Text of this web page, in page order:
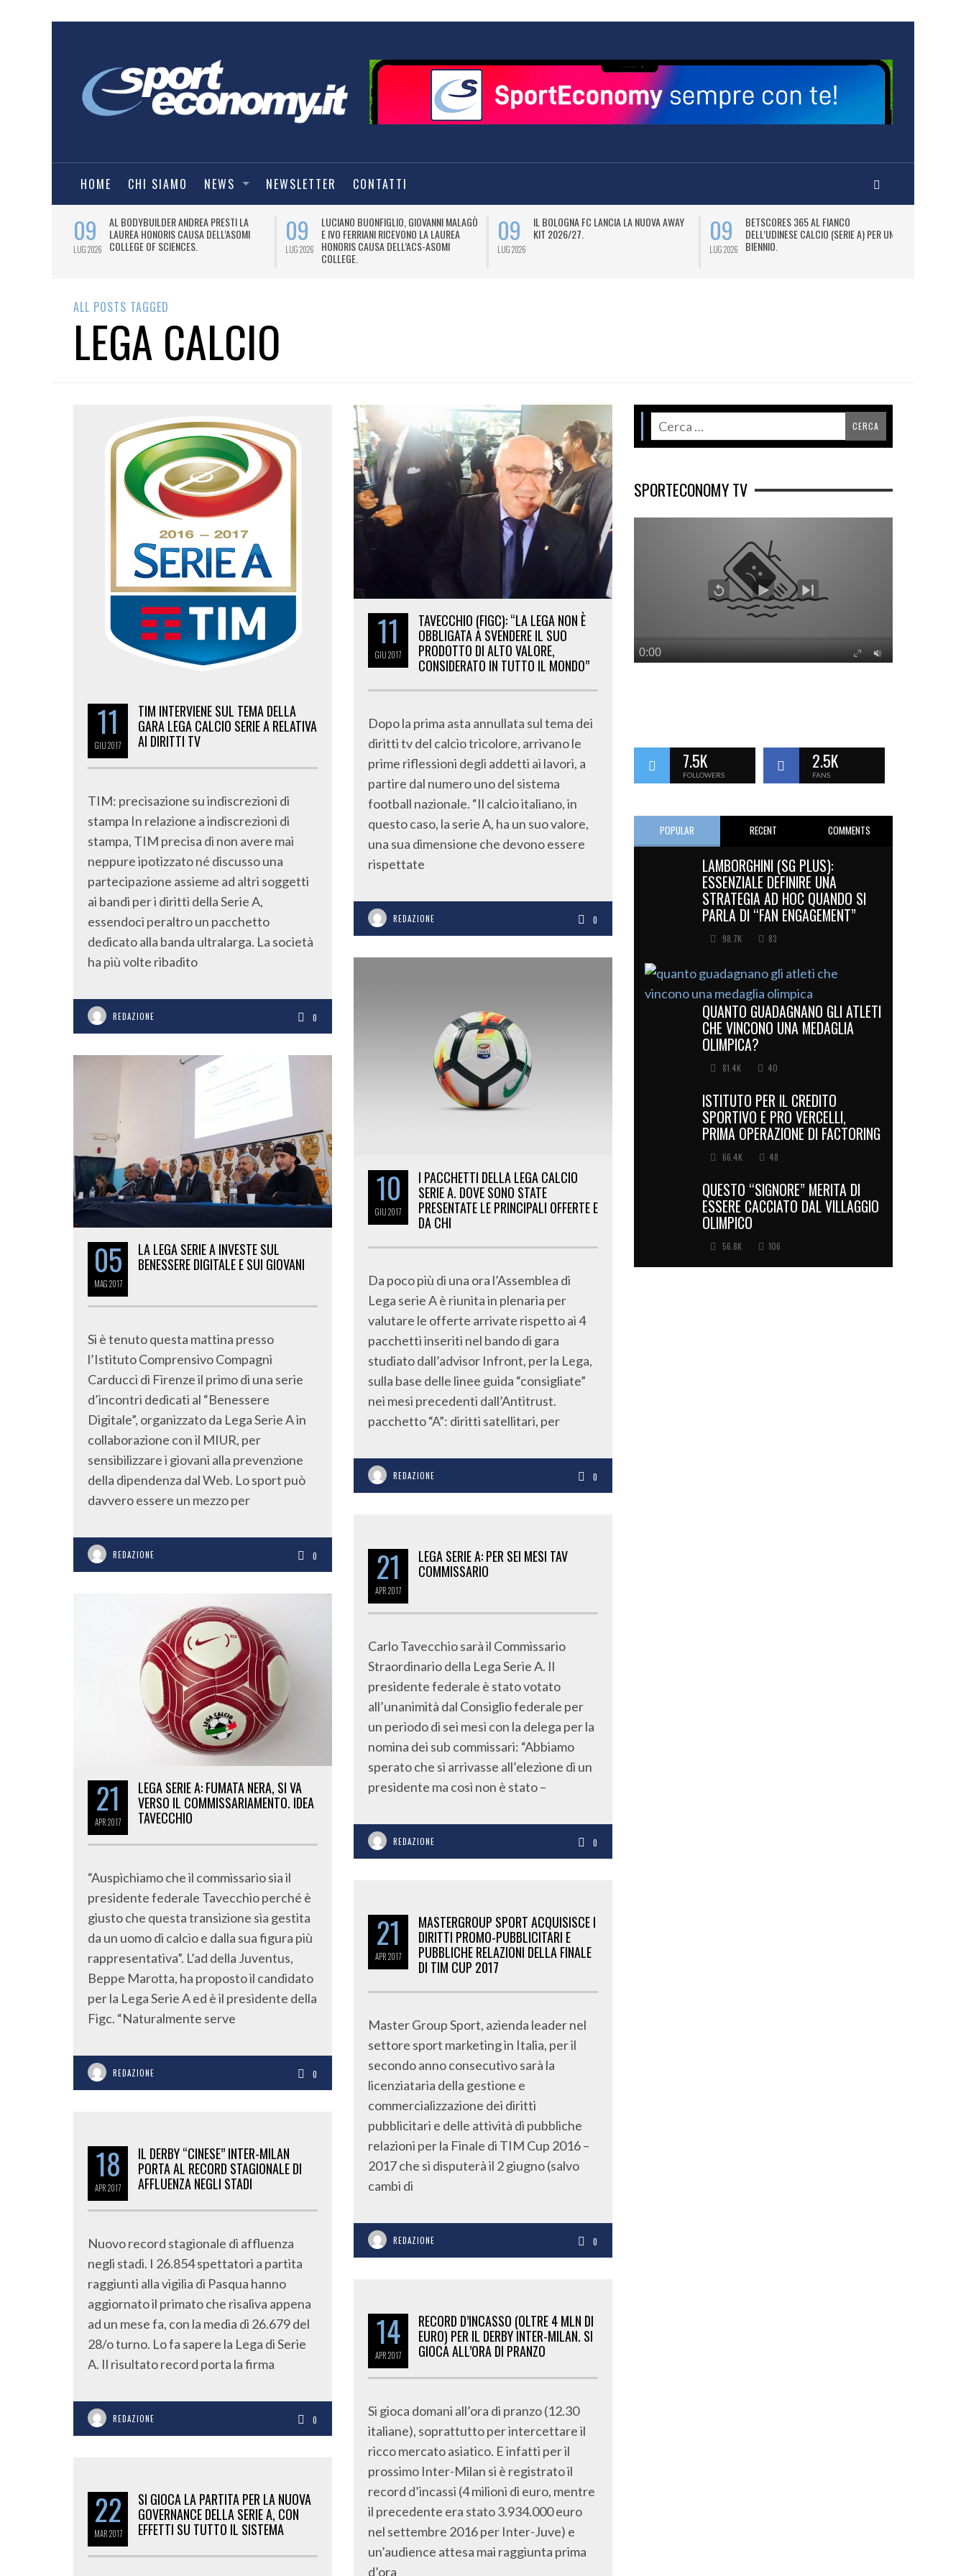
HOME CHI SIAMO NEWS NEWSLETTER CONTATTI
09
LUG 2026
AL BODYBUILDER ANDREA PRESTI LA
LAUREA HONORIS CAUSA DELL’ASOMI
COLLEGE OF SCIENCES.
09
LUG 2026
LUCIANO BUONFIGLIO, GIOVANNI MALAGÒ
E IVO FERRIANI RICEVONO LA LAUREA
HONORIS CAUSA DELL’ACS-ASOMI
COLLEGE.
09
LUG 2026
IL BOLOGNA FC LANCIA LA NUOVA AWAY
KIT 2026/27.
09
LUG 2026
BETSCORES 365 AL FIANCO
DELL’UDINESE CALCIO (SERIE A) PER UN
BIENNIO.
ALL POSTS TAGGED
LEGA CALCIO
11
GIU2017
TIM INTERVIENE SUL TEMA DELLA
GARA LEGA CALCIO SERIE A RELATIVA
AI DIRITTI TV
TIM: precisazione su indiscrezioni di
stampa In relazione a indiscrezioni di
stampa, TIM precisa di non avere mai
neppure ipotizzato né discusso una
partecipazione assieme ad altri soggetti
ai bandi per i diritti della Serie A,
essendoci peraltro un pacchetto
dedicato alla banda ultralarga. La società
ha più volte ribadito
REDAZIONE 0
11
GIU2017
TAVECCHIO (FIGC): “LA LEGA NON È
OBBLIGATA A SVENDERE IL SUO
PRODOTTO DI ALTO VALORE,
CONSIDERATO IN TUTTO IL MONDO”
Dopo la prima asta annullata sul tema dei
diritti tv del calcio tricolore, arrivano le
prime riflessioni degli addetti ai lavori, a
partire dal numero uno del sistema
football nazionale. “Il calcio italiano, in
questo caso, la serie A, ha un suo valore,
una sua dimensione che devono essere
rispettate
REDAZIONE 0
10
GIU2017
I PACCHETTI DELLA LEGA CALCIO
SERIE A. DOVE SONO STATE
PRESENTATE LE PRINCIPALI OFFERTE E
DA CHI
Da poco più di una ora l’Assemblea di
Lega serie A è riunita in plenaria per
valutare le offerte arrivate rispetto ai 4
pacchetti inseriti nel bando di gara
studiato dall’advisor Infront, per la Lega,
sulla base delle linee guida “consigliate”
nei mesi precedenti dall’Antitrust.
pacchetto “A”: diritti satellitari, per
REDAZIONE 0
05
MAG2017
LA LEGA SERIE A INVESTE SUL
BENESSERE DIGITALE E SUI GIOVANI
Si è tenuto questa mattina presso
l’Istituto Comprensivo Compagni
Carducci di Firenze il primo di una serie
d’incontri dedicati al “Benessere
Digitale”, organizzato da Lega Serie A in
collaborazione con il MIUR, per
sensibilizzare i giovani alla prevenzione
della dipendenza dal Web. Lo sport può
davvero essere un mezzo per
REDAZIONE 0 21
APR2017
LEGA SERIE A: PER SEI MESI TAV
COMMISSARIO
Carlo Tavecchio sarà il Commissario
Straordinario della Lega Serie A. Il
presidente federale è stato votato
all’unanimità dal Consiglio federale per
un periodo di sei mesi con la delega per la
nomina dei sub commissari: “Abbiamo
sperato che si arrivasse all’elezione di un
presidente ma così non è stato –
REDAZIONE 0
21
APR2017
LEGA SERIE A: FUMATA NERA, SI VA
VERSO IL COMMISSARIAMENTO. IDEA
TAVECCHIO
“Auspichiamo che il commissario sia il
presidente federale Tavecchio perché è
giusto che questa transizione sia gestita
da un uomo di calcio e dalla sua figura più
rappresentativa”. L’ad della Juventus,
Beppe Marotta, ha proposto il candidato
per la Lega Serie A ed è il presidente della
Figc. “Naturalmente serve
REDAZIONE 0
21
APR2017
MASTERGROUP SPORT ACQUISISCE I
DIRITTI PROMO-PUBBLICITARI E
PUBBLICHE RELAZIONI DELLA FINALE
DI TIM CUP 2017
Master Group Sport, azienda leader nel
settore sport marketing in Italia, per il
secondo anno consecutivo sarà la
licenziataria della gestione e
commercializzazione dei diritti
pubblicitari e delle attività di pubbliche
relazioni per la Finale di TIM Cup 2016 –
2017 che si disputerà il 2 giugno (salvo
cambi di
REDAZIONE 0
18
APR2017
IL DERBY “CINESE” INTER-MILAN
PORTA AL RECORD STAGIONALE DI
AFFLUENZA NEGLI STADI
Nuovo record stagionale di affluenza
negli stadi. I 26.854 spettatori a partita
raggiunti alla vigilia di Pasqua hanno
aggiornato il primato che risaliva appena
ad un mese fa, con la media di 26.679 del
28/o turno. Lo fa sapere la Lega di Serie
A. Il risultato record porta la firma
REDAZIONE 0
14
APR2017
RECORD D’INCASSO (OLTRE 4 MLN DI
EURO) PER IL DERBY INTER-MILAN. SI
GIOCA ALL’ORA DI PRANZO
Si gioca domani all’ora di pranzo (12.30
italiane), soprattutto per intercettare il
ricco mercato asiatico. E infatti per il
prossimo Inter-Milan si è registrato il
record d’incassi (4 milioni di euro, mentre
il precedente era stato 3.934.000 euro
nel settembre 2016 per Inter-Juve) e
un’audience attesa mai raggiunta prima
d’ora
22
MAR2017
SI GIOCA LA PARTITA PER LA NUOVA
GOVERNANCE DELLA SERIE A, CON
EFFETTI SU TUTTO IL SISTEMA
SPORTECONOMY TV
7.5K
FOLLOWERS
2.5K
FANS
POPULAR RECENT COMMENTS
LAMBORGHINI (SG PLUS):
ESSENZIALE DEFINIRE UNA
STRATEGIA AD HOC QUANDO SI
PARLA DI “FAN ENGAGEMENT”
98.7K 83
QUANTO GUADAGNANO GLI ATLETI
CHE VINCONO UNA MEDAGLIA
OLIMPICA?
81.4K 40
ISTITUTO PER IL CREDITO
SPORTIVO E PRO VERCELLI,
PRIMA OPERAZIONE DI FACTORING
66.4K 48
QUESTO “SIGNORE” MERITA DI
ESSERE CACCIATO DAL VILLAGGIO
OLIMPICO
56.8K 106